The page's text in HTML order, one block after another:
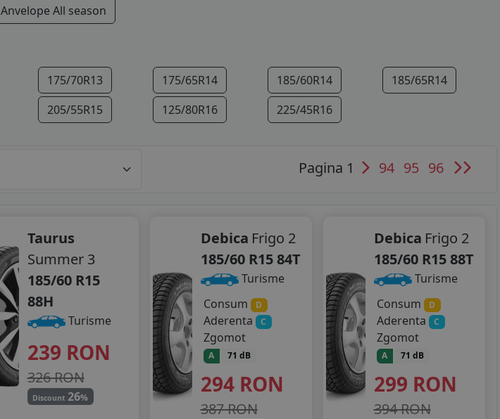
Anvelope All season
175/70R13 175/65R14 185/60R14
185/65R14
205/55R15 125/80R16 225/45R16
Pagina 1 94 95 96
Taurus
Summer 3
185/60 R15
88H
Turisme
239 RON
326 RON
Discount26%
Debica Frigo 2
185/60 R15 84T
Turisme
Consum
D
Aderenta C
Zgomot
A 71 dB
294 RON
387 RON
Debica Frigo 2
185/60 R15 88T
Turisme
Consum
D
Aderenta C
Zgomot
A 71 dB
299 RON
394 RON